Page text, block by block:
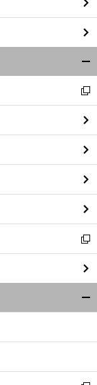
閉
る
新
し
い
ウ
ィ
ン
ド
ウ
で
開
く
新
し
い
ウ
ィ
ン
ウ
開